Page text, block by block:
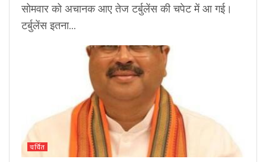
सोमवार को अचानक आए तेज टर्बुलेंस की चपेट में आ गई।
टर्बुलेंस इतना...
चर्चित